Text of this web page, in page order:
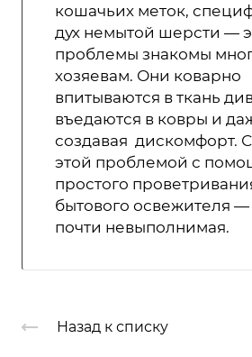
кошачьих меток,
дух немытой шерсти —
проблемы знакомы
хозяевам. Они коварно
впитываются в ткань
въедаются в ковры и
создавая дискомфорт.
этой проблемой с
простого
бытового освежителя —
почти невыполнимая.
Назад к списку